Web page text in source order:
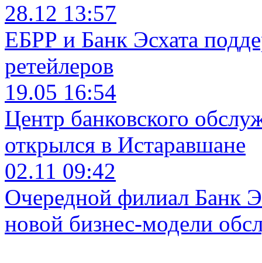
28.12 13:57
ЕБРР и Банк Эсхата
ретейлеров
19.05 16:54
Центр банковского
открылся в Истаравшане
02.11 09:42
Очередной филиал Банк
новой бизнес-модели